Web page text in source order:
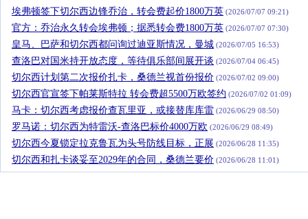
埃弗顿签下切尔西边锋乔治，转会费起价1800万英 (2026/07/07 09:21)
官方：乔治永久转会埃弗顿；据悉转会费1800万英 (2026/07/07 07:30)
皇马、巴萨和切尔西都问询过迪亚斯情况，曼城 (2026/07/05 16:53)
查洛巴对国米持开放态度，等待俱乐部间展开谈 (2026/07/04 06:45)
切尔西计划第二次报价扎卡，桑德兰视首份报价 (2026/07/02 09:00)
切尔西官宣签下帕莱斯特拉 转会费超5500万欧签约 (2026/07/02 01:09)
马卡：切尔西考虑报价查瓦里亚，或接替库库雷 (2026/06/29 08:50)
罗马诺：切尔西为特雷沃-查洛巴标价4000万欧 (2026/06/29 08:49)
切尔西今夏锁定拉克鲁瓦为头号防线目标，正展 (2026/06/28 11:35)
切尔西和扎卡谈妥至2029年的合同，桑德兰要价 (2026/06/28 11:01)